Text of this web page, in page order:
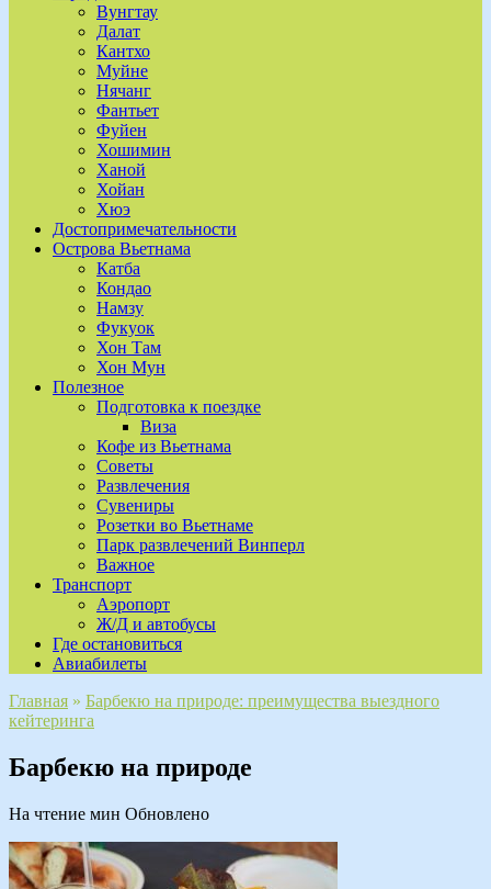
Вунгтау
Далат
Кантхо
Муйне
Нячанг
Фантьет
Фуйен
Хошимин
Ханой
Хойан
Хюэ
Достопримечательности
Острова Вьетнама
Катба
Кондао
Намзу
Фукуок
Хон Там
Хон Мун
Полезное
Подготовка к поездке
Виза
Кофе из Вьетнама
Советы
Развлечения
Сувениры
Розетки во Вьетнаме
Парк развлечений Винперл
Важное
Транспорт
Аэропорт
Ж/Д и автобусы
Где остановиться
Авиабилеты
Главная » Барбекю на природе: преимущества выездного
кейтеринга
Барбекю на природе
На чтение мин Обновлено